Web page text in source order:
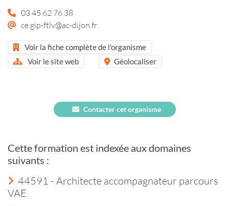
03 45 62 76 38
ce.gip-ftlv@ac-dijon.fr
Voir la fiche complète de l'organisme
Voir le site web
Géolocaliser
Contacter cet organisme
Cette formation est indexée aux domaines
suivants :
44591 - Architecte accompagnateur parcours
VAE